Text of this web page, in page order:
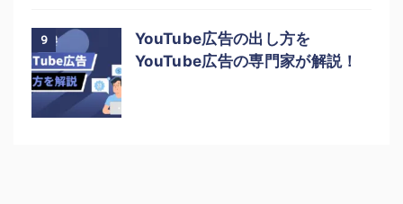
9
YouTube広告の出し方を
YouTube広告の専門家が解説！